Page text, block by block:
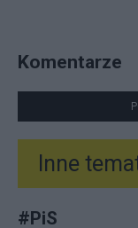
Komentarze
Inne
#PiS